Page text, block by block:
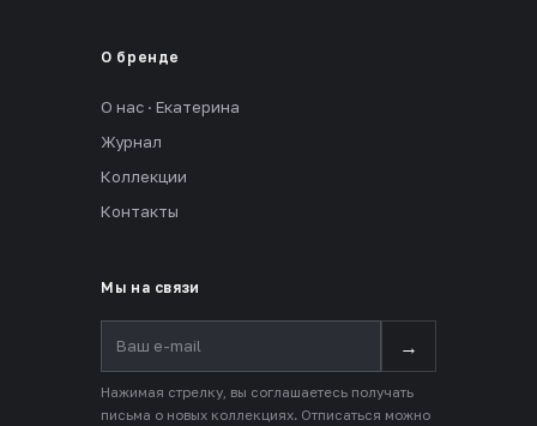
О бренде
О нас · Екатерина
Журнал
Коллекции
Контакты
Мы на связи
→
Нажимая стрелку, вы соглашаетесь получать
письма о новых коллекциях. Отписаться можно